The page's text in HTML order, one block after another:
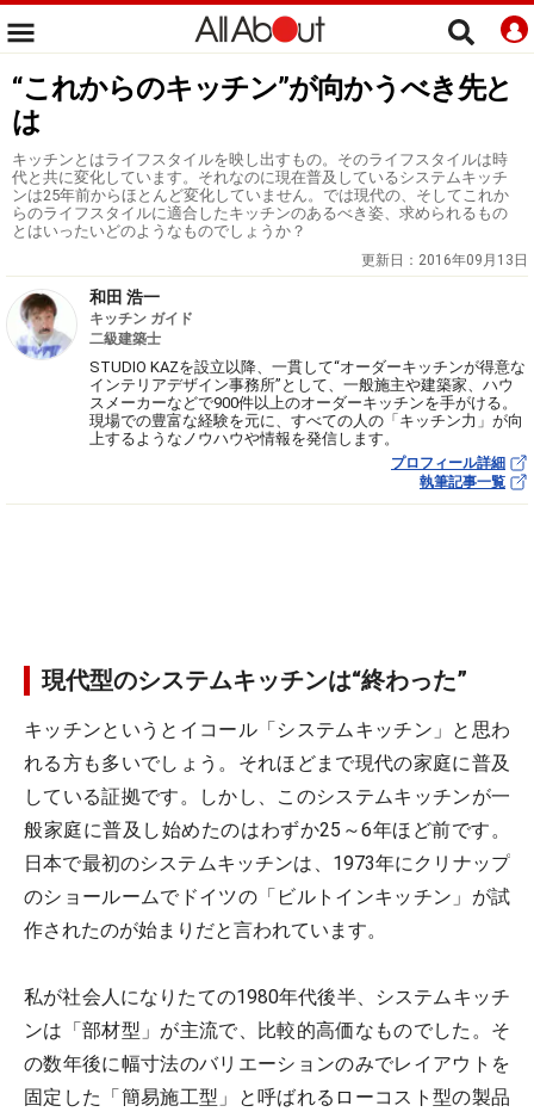
“これからのキッチン”が向かうべき先と
は
キッチンとはライフスタイルを映し出すもの。そのライフスタイルは時
代と共に変化しています。それなのに現在普及しているシステムキッチ
ンは25年前からほとんど変化していません。では現代の、そしてこれか
らのライフスタイルに適合したキッチンのあるべき姿、求められるもの
とはいったいどのようなものでしょうか？
更新日： 2016年09月13日
和田 浩一
キッチン ガイド
二級建築士
STUDIO KAZを設立以降、一貫して“オーダーキッチンが得意な
インテリアデザイン事務所”として、一般施主や建築家、ハウ
スメーカーなどで900件以上のオーダーキッチンを手がける。
現場での豊富な経験を元に、すべての人の「キッチン力」が向
上するようなノウハウや情報を発信します。
プロフィール詳細
執筆記事一覧
現代型のシステムキッチンは“終わった”
キッチンというとイコール「システムキッチン」と思わ
れる方も多いでしょう。それほどまで現代の家庭に普及
している証拠です。しかし、このシステムキッチンが一
般家庭に普及し始めたのはわずか25～6年ほど前です。
日本で最初のシステムキッチンは、1973年にクリナップ
のショールームでドイツの「ビルトインキッチン」が試
作されたのが始まりだと言われています。
私が社会人になりたての1980年代後半、システムキッチ
ンは「部材型」が主流で、比較的高価なものでした。そ
の数年後に幅寸法のバリエーションのみでレイアウトを
固定した「簡易施工型」と呼ばれるローコスト型の製品